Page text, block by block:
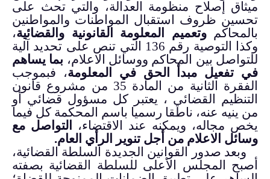
ميثاق إصلاح منظومة العدالة، والتي تحث على
تحسين ظروف استقبال المواطنات والمواطنين
بالمحاكموتعميم المعلومة القانونية والقضائية،
وكذا التوصية رقم 136 التي تنص على تحديد آلية
للتواصل بين المحاكم ووسائل الاعلام، بما يساهم
في تفعيل مبدأ الحق في المعلومة، فبموجب
الفقرة الثانية من المادة 35 من مشروع قانون
التنظيم القضائي ، يعتبر كل مسؤول قضائي أو
من ينيه عنه، ناطقا رسميا باسم المحكمة كل فيما
يخص مجاله، ويمكنه عند الاقتضاء،
التواصل مع
وسائل الاعلام من أجل تنوير الرأي العام.
وبعد صدور القوانين الجديدة السلطة القضائية،
أصبح المجلس الأعلى للسلطة القضائية بصفته